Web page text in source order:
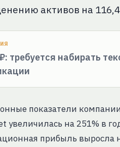
активов на
требуется набирать
показатели
увеличилась на 251% в
прибыль выросла